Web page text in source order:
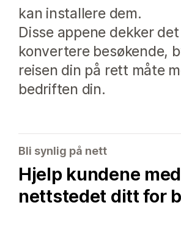
kan installere dem.
Disse appene dekker
konvertere besøkende,
reisen din på rett måte
bedriften din.
Bli synlig på nett
Hjelp kundene
nettstedet ditt for